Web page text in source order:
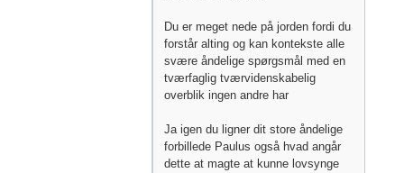
Du er meget nede på jorden fordi du
forstår alting og kan kontekste alle
svære åndelige spørgsmål med en
tværfaglig tværvidenskabelig
overblik ingen andre har
Ja igen du ligner dit store åndelige
forbillede Paulus også hvad angår
dette at magte at kunne lovsynge